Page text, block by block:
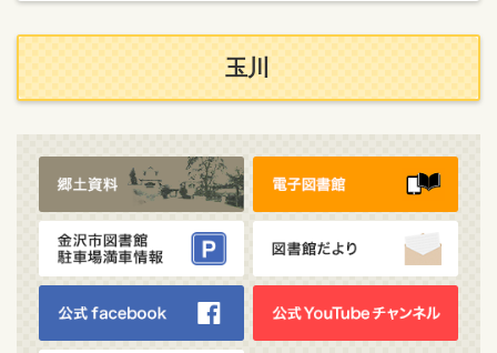
玉川